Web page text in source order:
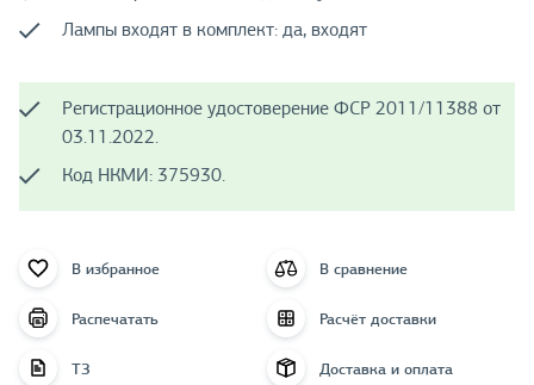
Лампы входят в комплект: да, входят
Регистрационное удостоверение ФСР 2011/11388 от
03.11.2022.
Код НКМИ: 375930.
В избранное В сравнение
Распечатать Расчёт доставки
ТЗ Доставка и оплата